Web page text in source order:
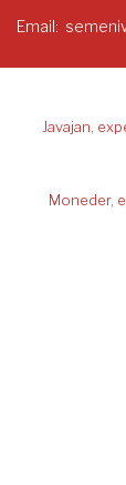
Email
Javajan,
Moneder,